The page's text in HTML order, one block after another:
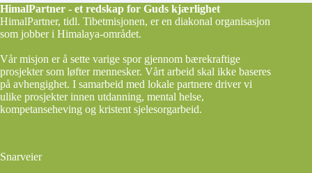
HimalPartner - et redskap for Guds kjærlighet
HimalPartner, tidl. Tibetmisjonen, er en diakonal organisasjon
som jobber i Himalaya-området.
Vår misjon er å sette varige spor gjennom bærekraftige
prosjekter som løfter mennesker. Vårt arbeid skal ikke baseres
på avhengighet. I samarbeid med lokale partnere driver vi
ulike prosjekter innen utdanning, mental helse,
kompetanseheving og kristent sjelesorgarbeid.
Snarveier